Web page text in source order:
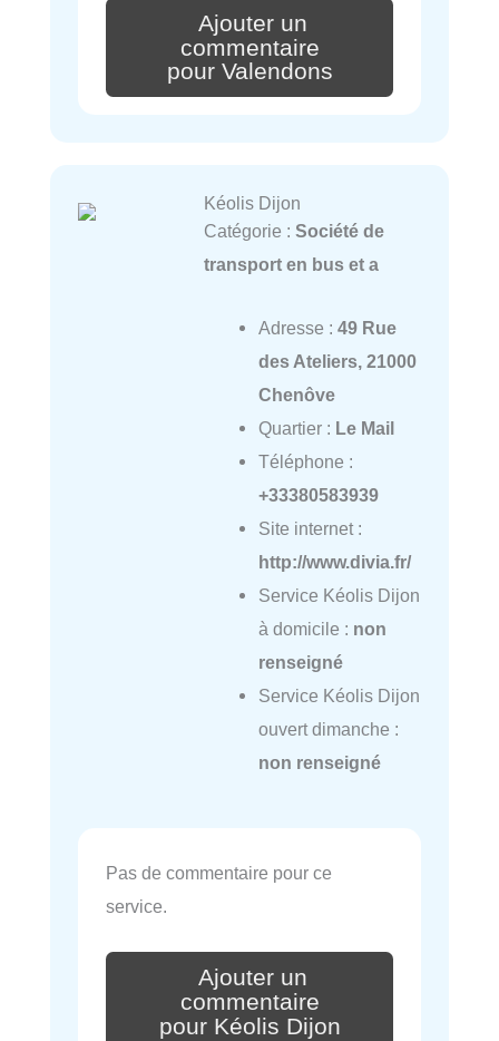
Ajouter un
commentaire
pour Valendons
Kéolis Dijon
Catégorie : Société de
transport en bus et a
Adresse : 49 Rue
des Ateliers, 21000
Chenôve
Quartier : Le Mail
Téléphone :
+33380583939
Site internet :
http://www.divia.fr/
Service Kéolis Dijon
à domicile : non
renseigné
Service Kéolis Dijon
ouvert dimanche :
non renseigné
Pas de commentaire pour ce
service.
Ajouter un
commentaire
pour Kéolis Dijon